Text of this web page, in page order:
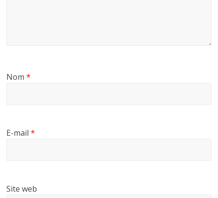
Nom*
E-mail*
Site web